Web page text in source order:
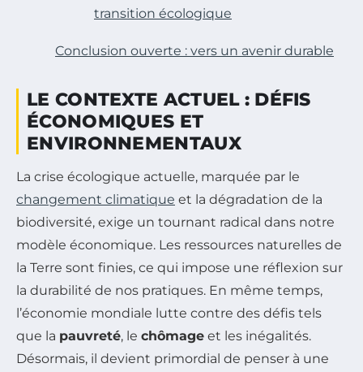
transition écologique
Conclusion ouverte : vers un avenir durable
LE CONTEXTE ACTUEL : DÉFIS
ÉCONOMIQUES ET
ENVIRONNEMENTAUX
La crise écologique actuelle, marquée par le
changement climatique et la dégradation de la
biodiversité, exige un tournant radical dans notre
modèle économique. Les ressources naturelles de
la Terre sont finies, ce qui impose une réflexion sur
la durabilité de nos pratiques. En même temps,
l’économie mondiale lutte contre des défis tels
que la pauvreté, le chômage et les inégalités.
Désormais, il devient primordial de penser à une